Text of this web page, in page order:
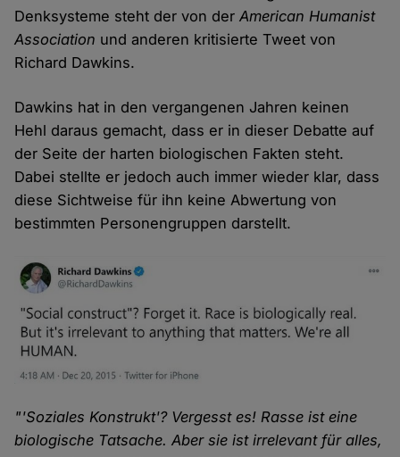
Denksysteme steht der von derAmerican Humanist
Association und anderen kritisierte Tweet von
Richard Dawkins.
Dawkins hat in den vergangenen Jahren keinen
Hehl daraus gemacht, dass er in dieser Debatte auf
der Seite der harten biologischen Fakten steht.
Dabei stellte er jedoch auch immer wieder klar, dass
diese Sichtweise für ihn keine Abwertung von
bestimmten Personengruppen darstellt.
"'Soziales Konstrukt'? Vergesst es! Rasse ist eine
biologische Tatsache. Aber sie ist irrelevant für alles,